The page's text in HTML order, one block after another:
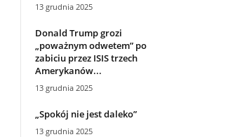
13 grudnia 2025
Donald Trump grozi
„poważnym odwetem” po
zabiciu przez ISIS trzech
Amerykanów...
13 grudnia 2025
„Spokój nie jest daleko”
13 grudnia 2025